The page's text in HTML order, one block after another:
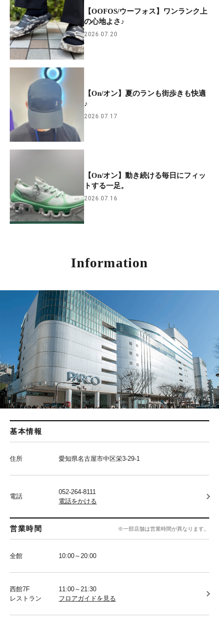
【OOFOS/ウーフォス】ワンランク上
の心地よさ♪
2026.07.20
【On/オン】夏のランも街歩きも快適
♪
2026.07.17
【On/オン】動き続ける毎日にフィッ
トする一足。
2026.07.16
Information
基本情報
住所 愛知県名古屋市中区栄3-29-1
電話
052-264-8111
電話をかける
営業時間 ※一部店舗は営業時間が異なります。
全館 10:00～20:00
西館7F
レストラン
11:00～21:30
フロアガイドを見る